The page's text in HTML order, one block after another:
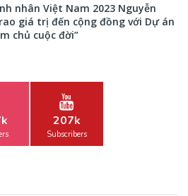
nhân Việt Nam 2023 Nguyễn
giá trị đến cộng đồng với Dự án
chủ cuộc đời”
207k
Subscribers